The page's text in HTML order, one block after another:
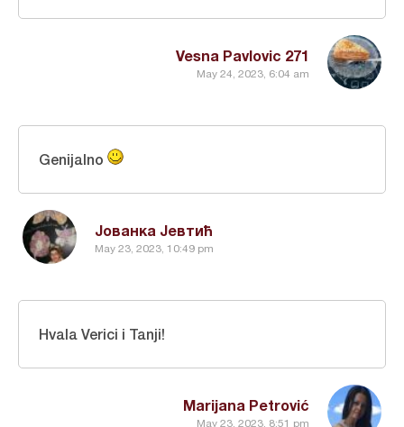
Vesna Pavlovic 271
May 24, 2023, 6:04 am
Јованка Јевтић
May 23, 2023, 10:49 pm
Genijalno
Marijana Petrović
May 23, 2023, 8:51 pm
Hvala Verici i Tanji!